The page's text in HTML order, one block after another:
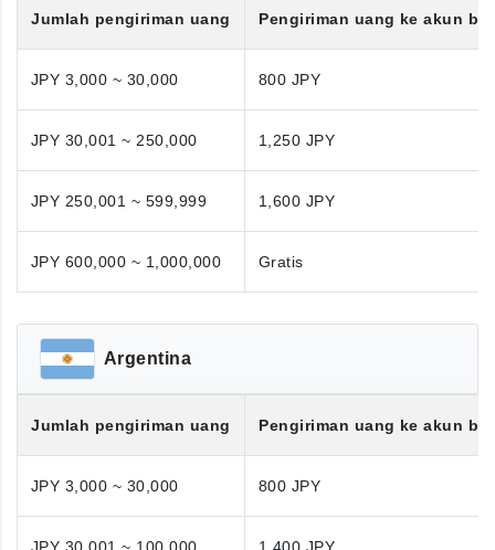
Jumlah pengiriman uang Pengiriman uang ke akun
JPY 3,000 ~ 30,000 800 JPY
JPY 30,001 ~ 250,000 1,250 JPY
JPY 250,001 ~ 599,999 1,600 JPY
JPY 600,000 ~ 1,000,000 Gratis
Argentina
Jumlah pengiriman uang Pengiriman uang ke akun
JPY 3,000 ~ 30,000 800 JPY